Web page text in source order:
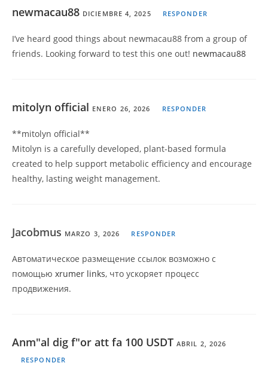
newmacau88 DICIEMBRE 4, 2025 RESPONDER
I’ve heard good things about newmacau88 from a group of
friends. Looking forward to test this one out! newmacau88
mitolyn official ENERO 26, 2026 RESPONDER
**mitolyn official**
Mitolyn is a carefully developed, plant-based formula
created to help support metabolic efficiency and encourage
healthy, lasting weight management.
Jacobmus MARZO 3, 2026 RESPONDER
Автоматическое размещение ссылок возможно с
помощью xrumer links, что ускоряет процесс
продвижения.
Anm"al dig f"or att fa 100 USDT ABRIL 2, 2026
RESPONDER